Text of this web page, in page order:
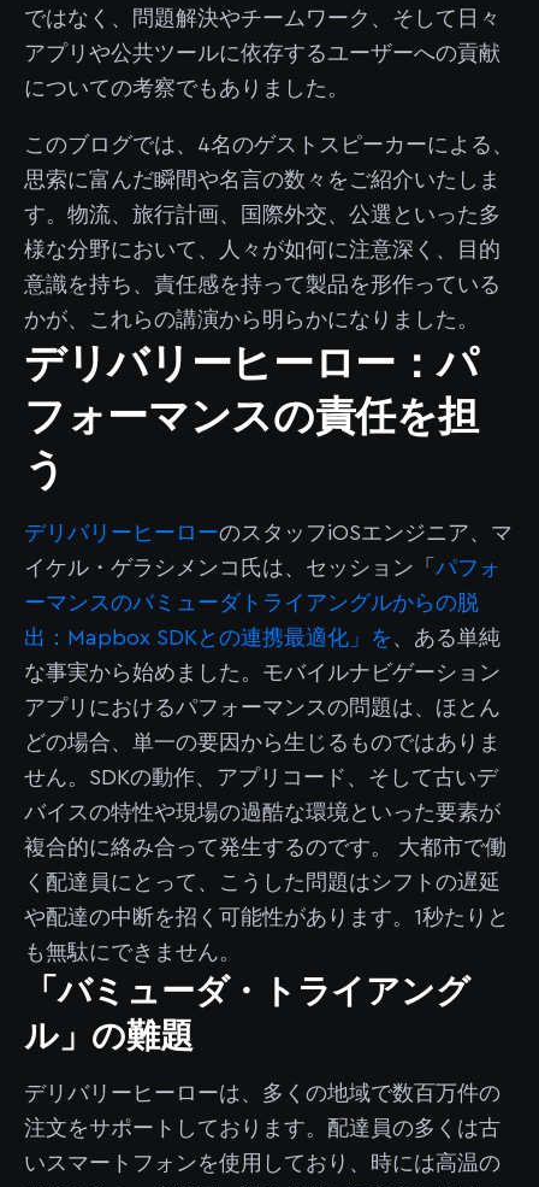
ではなく、問題解決やチームワーク、そして日々
アプリや公共ツールに依存するユーザーへの貢献
についての考察でもありました。
このブログでは、4名のゲストスピーカーによる、
思索に富んだ瞬間や名言の数々をご紹介いたしま
す。物流、旅行計画、国際外交、公選といった多
様な分野において、人々が如何に注意深く、目的
意識を持ち、責任感を持って製品を形作っている
かが、これらの講演から明らかになりました。
デリバリーヒーロー：パ
フォーマンスの責任を担
う
デリバリーヒーローのスタッフiOSエンジニア、マ
イケル・ゲラシメンコ氏は、セッション「 パフォ
ーマンスのバミューダトライアングルからの脱
出：Mapbox SDKとの連携最適化」を 、ある単純
な事実から始めました。モバイルナビゲーション
アプリにおけるパフォーマンスの問題は、ほとん
どの場合、単一の要因から生じるものではありま
せん。SDKの動作、アプリコード、そして古いデ
バイスの特性や現場の過酷な環境といった要素が
複合的に絡み合って発生するのです。 大都市で働
く配達員にとって、こうした問題はシフトの遅延
や配達の中断を招く可能性があります。1秒たりと
も無駄にできません。
「バミューダ・トライアング
ル」の難題
デリバリーヒーローは、多くの地域で数百万件の
注文をサポートしております。配達員の多くは古
いスマートフォンを使用しており、時には高温の